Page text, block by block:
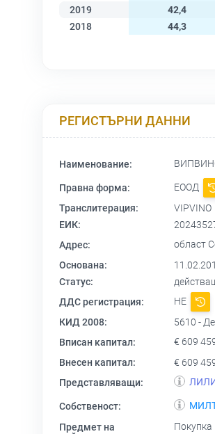
2019
42,4
2018
44,3
РЕГИСТЪРНИ ДАННИ
Наименование:
Правна форма:
ЕООД
Транслитерация:
VIPVINO
ЕИК:
Адрес:
област
Основана:
Статус:
ДДС регистрация:
НЕ
КИД 2008:
5610 -
Вписан капитал:
€ 609
Внесен капитал:
€ 609
Представляващи:
Собственост:
Предмет на
Покупка